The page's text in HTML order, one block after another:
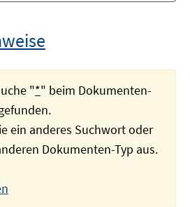
"*" beim Dokumenten-
ein anderes Suchwort oder
Dokumenten-Typ aus.